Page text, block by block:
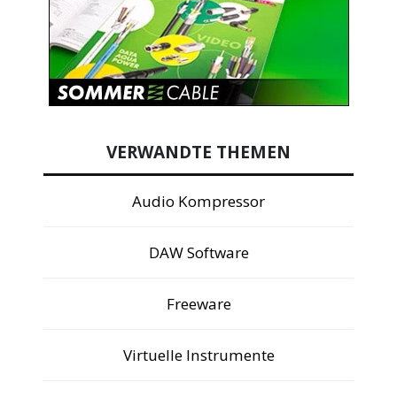
VERWANDTE THEMEN
Audio Kompressor
DAW Software
Freeware
Virtuelle Instrumente